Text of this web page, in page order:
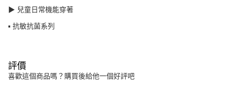
▶ 兒童日常機能穿著
▪ 抗敏抗菌系列
評價
喜歡這個商品嗎？購買後給他一個好評吧